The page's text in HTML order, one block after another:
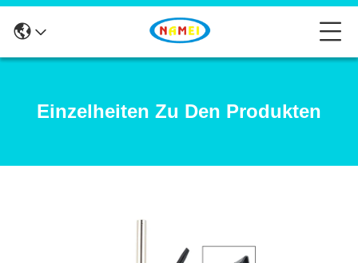
Einzelheiten Zu Den Produkten